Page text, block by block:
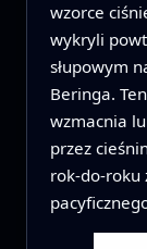
wzorce
wykryli
słupowym
Beringa.
wzmacnia
przez
rok-do-roku